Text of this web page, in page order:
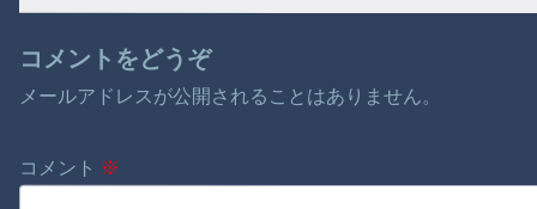
コメントをどうぞ
メールアドレスが公開されることはありません。
コメント ※